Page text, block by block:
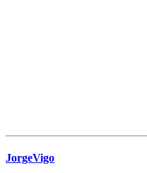
JorgeVigo